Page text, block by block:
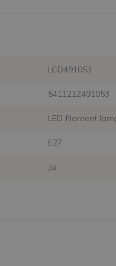
LCD491053
5411212491053
LED filament
E27
Ja